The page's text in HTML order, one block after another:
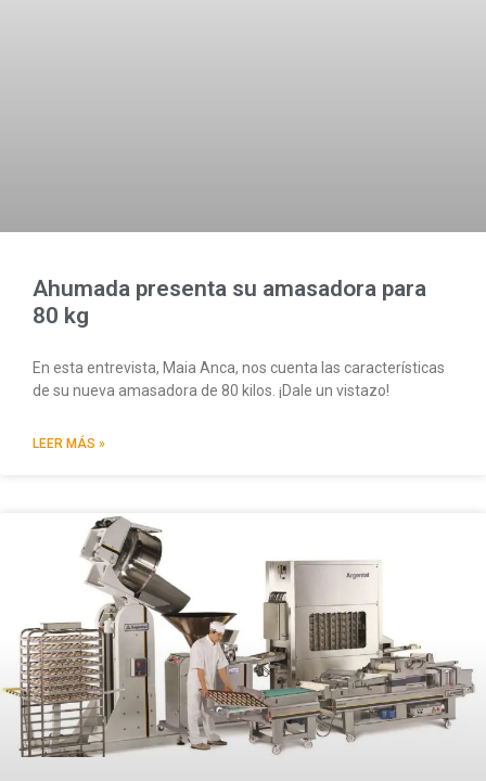
Ahumada presenta su amasadora para
80 kg
En esta entrevista, Maia Anca, nos cuenta las características
de su nueva amasadora de 80 kilos. ¡Dale un vistazo!
LEER MÁS »